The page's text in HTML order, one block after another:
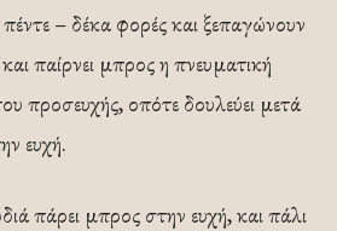
– δέκα φορές και ξεπαγώνουν
παίρνει μπρος η πνευματική
προσευχής, οπότε δουλεύει μετά
ευχή.
πάρει μπρος στην ευχή, και πάλι